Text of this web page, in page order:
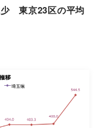
少 東京23区の平均